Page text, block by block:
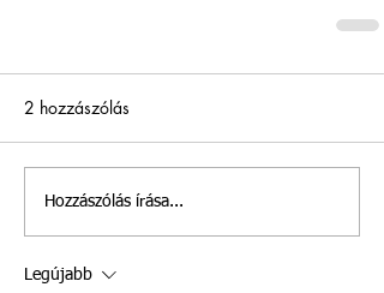
2 hozzászólás
Hozzászólás írása...
Legújabb